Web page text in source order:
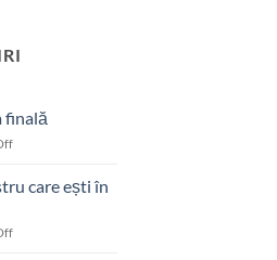
finală
on
care ești în
on